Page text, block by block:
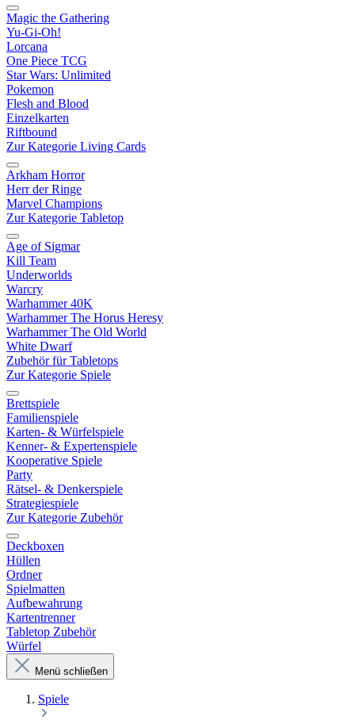
Magic the Gathering
Yu-Gi-Oh!
Lorcana
One Piece TCG
Star Wars: Unlimited
Pokemon
Flesh and Blood
Einzelkarten
Riftbound
Zur Kategorie Living Cards
Arkham Horror
Herr der Ringe
Marvel Champions
Zur Kategorie Tabletop
Age of Sigmar
Kill Team
Underworlds
Warcry
Warhammer 40K
Warhammer The Horus Heresy
Warhammer The Old World
White Dwarf
Zubehör für Tabletops
Zur Kategorie Spiele
Brettspiele
Familienspiele
Karten- & Würfelspiele
Kenner- & Expertenspiele
Kooperative Spiele
Party
Rätsel- & Denkerspiele
Strategiespiele
Zur Kategorie Zubehör
Deckboxen
Hüllen
Ordner
Spielmatten
Aufbewahrung
Kartentrenner
Tabletop Zubehör
Würfel
Menü schließen
Spiele